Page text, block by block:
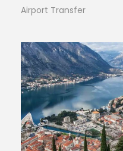
Airport Transfer